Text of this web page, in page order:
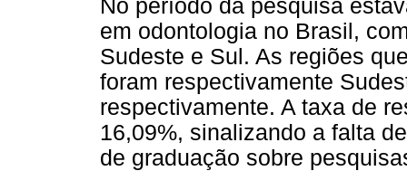
No período da pesquisa
em odontologia no Brasil,
Sudeste e Sul. As regiões
foram respectivamente
respectivamente. A taxa de
16,09%, sinalizando a falta
de graduação sobre